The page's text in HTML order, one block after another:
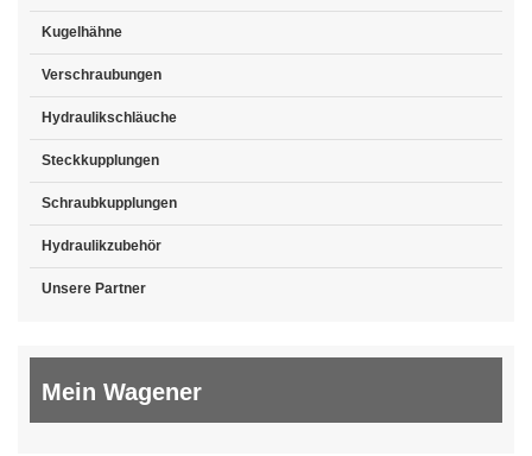
Kugelhähne
Verschraubungen
Hydraulikschläuche
Steckkupplungen
Schraubkupplungen
Hydraulikzubehör
Unsere Partner
Mein Wagener